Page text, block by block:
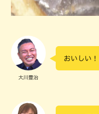
大川豊治
おいしい！